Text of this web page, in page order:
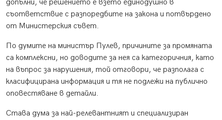
допълни, че решението е взето единодушно в
съответствие с разпоредбите на закона и потвърдено
от Министерския съвет.
По думите на министър Пулев, причините за промяната
са комплексни, но доводите за нея са категоричния, като
на въпрос за нарушения, той отговори, че разполага с
класифицирана информация и тя не подлежи на публично
оповестяване в детайли.
Става дума за най-релевантният и специализиран